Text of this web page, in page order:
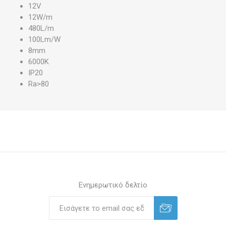
12V
12W/m
480L/m
100Lm/W
8mm
6000K
IP20
Ra>80
Ενημερωτικό δελτίο